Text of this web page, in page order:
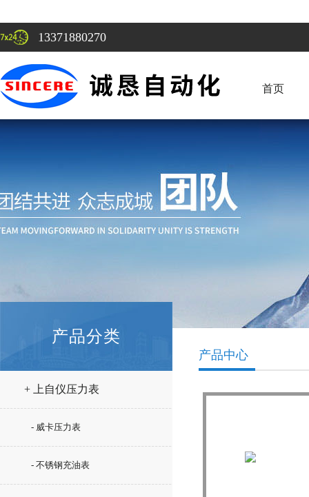
13371880270
首页
产品分类
+ 上自仪压力表
- 威卡压力表
- 不锈钢充油表
产品中心